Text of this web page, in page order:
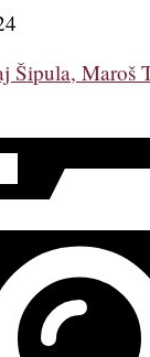
Šipula, Maroš